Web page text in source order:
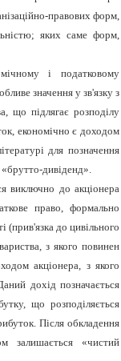
правових форм,
яких саме форм,
і податковому
значення у зв'язку з
що підлягає розподілу
економічно є доходом
для позначення
дивіденд».
виключно до акціонера
право, формально
(прив'язка до цивільного
з якого повинен
акціонера, з якого
дохід позначається
що розподіляється
Після обкладення
залишається «чистий